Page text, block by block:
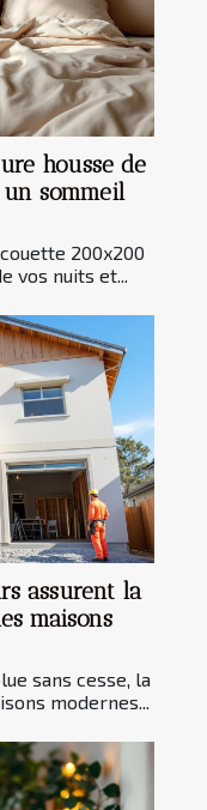
housse de
sommeil
200x200
vos nuits et...
assurent la
maisons
sans cesse, la
modernes...